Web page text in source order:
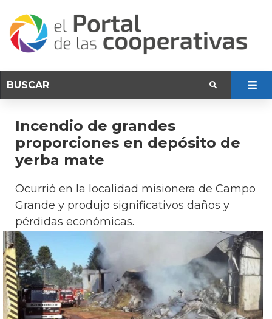
Incendio de grandes
proporciones en depósito de
yerba mate
Ocurrió en la localidad misionera de Campo
Grande y produjo significativos daños y
pérdidas económicas.